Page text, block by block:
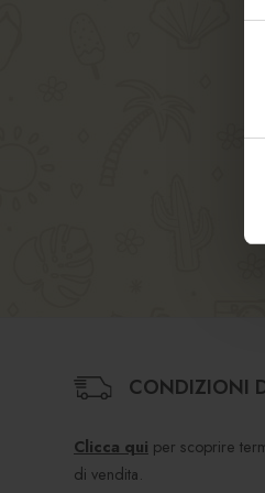
CONDIZIONI
Clicca qui per scoprire
di vendita.